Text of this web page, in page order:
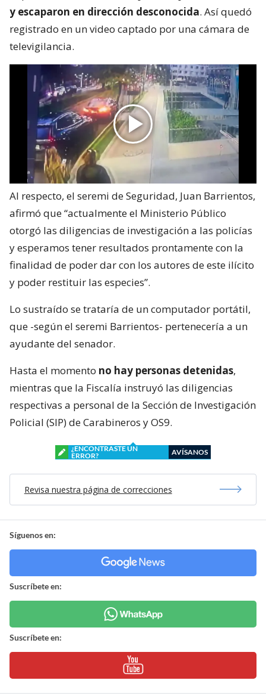
y escaparon en dirección desconocida. Así quedó
registrado en un video captado por una cámara de
televigilancia.
Al respecto, el seremi de Seguridad, Juan Barrientos,
afirmó que “actualmente el Ministerio Público
otorgó las diligencias de investigación a las policías
y esperamos tener resultados prontamente con la
finalidad de poder dar con los autores de este ilícito
y poder restituir las especies”.
Lo sustraído se trataría de un computador portátil,
que -según el seremi Barrientos- pertenecería a un
ayudante del senador.
Hasta el momento no hay personas detenidas,
mientras que la Fiscalía instruyó las diligencias
respectivas a personal de la Sección de Investigación
Policial (SIP) de Carabineros y OS9.
¿ENCONTRASTE UN
ERROR?
AVÍSANOS
Revisa nuestra página de correcciones
Síguenos en:
Suscríbete en:
Suscríbete en: